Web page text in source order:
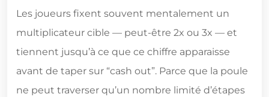
Les joueurs fixent souvent mentalement un
multiplicateur cible — peut-être 2x ou 3x — et
tiennent jusqu’à ce que ce chiffre apparaisse
avant de taper sur “cash out”. Parce que la poule
ne peut traverser qu’un nombre limité d’étapes